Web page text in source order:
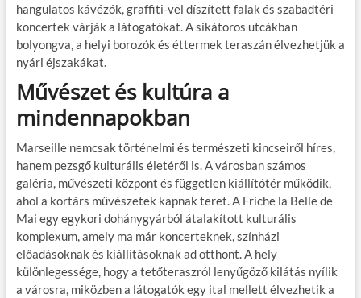
hangulatos kávézók, graffiti-vel díszített falak és szabadtéri
koncertek várják a látogatókat. A sikátoros utcákban
bolyongva, a helyi borozók és éttermek teraszán élvezhetjük a
nyári éjszakákat.
Művészet és kultúra a
mindennapokban
Marseille nemcsak történelmi és természeti kincseiről híres,
hanem pezsgő kulturális életéről is. A városban számos
galéria, művészeti központ és független kiállítótér működik,
ahol a kortárs művészetek kapnak teret. A Friche la Belle de
Mai egy egykori dohánygyárból átalakított kulturális
komplexum, amely ma már koncerteknek, színházi
előadásoknak és kiállításoknak ad otthont. A hely
különlegessége, hogy a tetőteraszról lenyűgöző kilátás nyílik
a városra, miközben a látogatók egy ital mellett élvezhetik a